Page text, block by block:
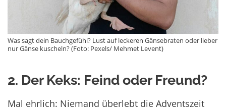
Was sagt dein Bauchgefühl? Lust auf leckeren Gänsebraten oder lieber
nur Gänse kuscheln? (Foto: Pexels/ Mehmet Levent)
2. Der Keks: Feind oder Freund?
Mal ehrlich: Niemand überlebt die Adventszeit